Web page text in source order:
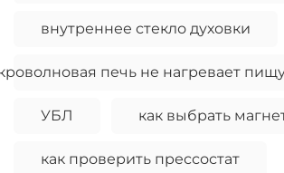
внутреннее стекло духовки
печь не нагревает
УБЛ как выбрать
как проверить прессостат